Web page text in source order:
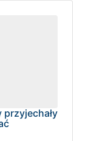
przyjechały